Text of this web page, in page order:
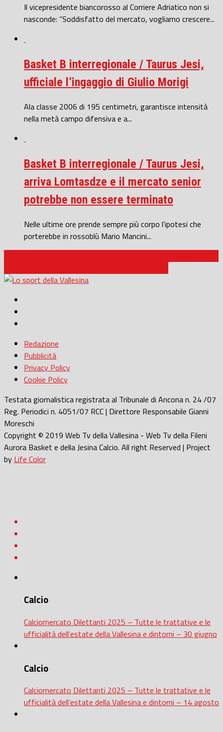
Il vicepresidente biancorosso al Corriere Adriatico non si
nasconde: “Soddisfatto del mercato, vogliamo crescere...
Basket B interregionale / Taurus Jesi,
ufficiale l’ingaggio di Giulio Morigi
Ala classe 2006 di 195 centimetri, garantisce intensità
nella metà campo difensiva e a...
Basket B interregionale / Taurus Jesi,
arriva Lomtasdze e il mercato senior
potrebbe non essere terminato
Nelle ultime ore prende sempre più corpo l’ipotesi che
porterebbe in rossoblù Mario Mancini...
Redazione
Pubblicità
Privacy Policy
Cookie Policy
Testata giornalistica registrata al Tribunale di Ancona n. 24 /07
Reg. Periodici n. 4051/07 RCC | Direttore Responsabile Gianni
Moreschi
Copyright © 2019 Web Tv della Vallesina - Web Tv della Fileni
Aurora Basket e della Jesina Calcio. All right Reserved | Project
by Life Color
Calcio
Calciomercato Dilettanti 2025 – Tutte le trattative e le
ufficialità dell’estate della Vallesina e dintorni – 30 giugno
Calcio
Calciomercato Dilettanti 2025 – Tutte le trattative e le
ufficialità dell’estate della Vallesina e dintorni – 14 agosto